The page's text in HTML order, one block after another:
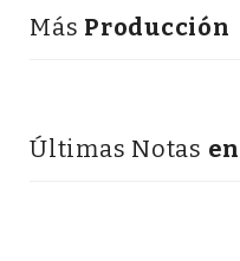
Más Producción
Últimas Notas